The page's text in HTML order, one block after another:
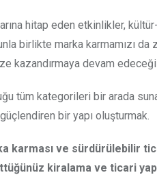
hitap eden etkinlikler,
birlikte marka karmamızı
kazandırmaya devam
tüm kategorileri bir arada
bir yapı oluşturmak.
ve sürdürülebilir
kiralama ve ticari